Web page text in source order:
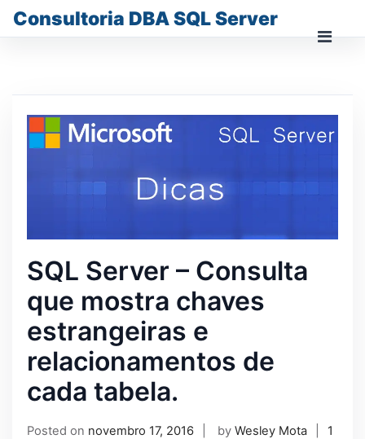
content
Consultoria DBA SQL Server
SQL Server – Consulta
que mostra chaves
estrangeiras e
relacionamentos de
cada tabela.
Posted on novembro 17, 2016 by Wesley Mota
1